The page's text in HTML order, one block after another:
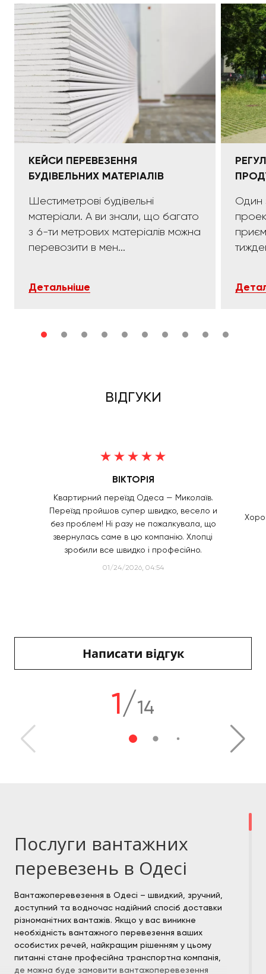
КЕЙСИ ПЕРЕВЕЗЕННЯ
БУДІВЕЛЬНИХ МАТЕРІАЛІВ
Шестиметрові будівельні
матеріали. А ви знали, що багато
з 6-ти метрових матеріалів можна
перевозити в мен...
Детальніше
Один
приємних:)).
ВІДГУКИ
Квартирний переїзд Одеса — Миколаїв.
Переїзд пройшов супер швидко, весело и
без проблем! Ні разу не пожалкувала, що
звернулась саме в цю компанію. Хлопці
зробили все швидко і професійно.
ВІКТОРІЯ
01/24/2026, 04:54
Написати відгук
1/14
Послуги вантажних
перевезень в Одесі
Вантажоперевезення в Одесі – швидкий, зручний,
доступний та водночас надійний спосіб доставки
різноманітних вантажів. Якщо у вас виникне
необхідність вантажного перевезення ваших
особистих речей, найкращим рішенням у цьому
питанні стане професійна транспортна компанія,
де можна буде замовити вантажоперевезення